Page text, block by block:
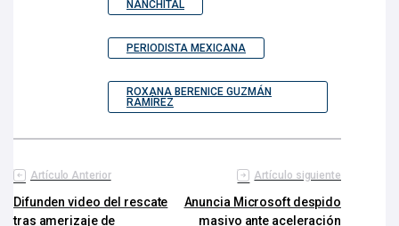
NANCHITAL
PERIODISTA MEXICANA
ROXANA BERENICE GUZMÁN
RAMÍREZ
Artículo Anterior
Difunden video del rescate
tras amerizaje de
Artículo siguiente
Anuncia Microsoft despido
masivo ante aceleración